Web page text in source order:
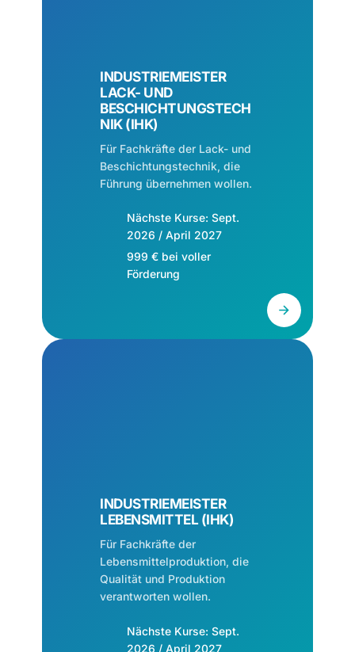
INDUSTRIEMEISTER
LACK- UND
BESCHICHTUNGSTECH
NIK (IHK)
Für Fachkräfte der Lack- und
Beschichtungstechnik, die
Führung übernehmen wollen.
Nächste Kurse: Sept.
2026 / April 2027
999 € bei voller
Förderung
INDUSTRIEMEISTER
LEBENSMITTEL (IHK)
Für Fachkräfte der
Lebensmittelproduktion, die
Qualität und Produktion
verantworten wollen.
Nächste Kurse: Sept.
2026 / April 2027